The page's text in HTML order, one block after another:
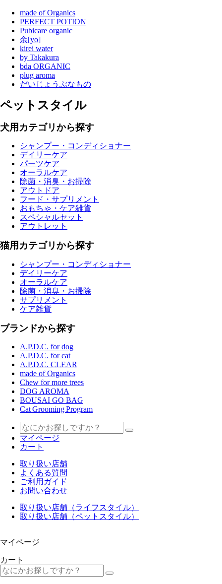
made of Organics
PERFECT POTION
Pubicare organic
余[yo]
kirei water
by Takakura
bda ORGANIC
plug aroma
だいじょうぶなもの
ペットスタイル
犬用カテゴリから探す
シャンプー・コンディショナー
デイリーケア
パーツケア
オーラルケア
除菌・消臭・お掃除
アウトドア
フード・サプリメント
おもちゃ・ケア雑貨
スペシャルセット
アウトレット
猫用カテゴリから探す
シャンプー・コンディショナー
デイリーケア
オーラルケア
除菌・消臭・お掃除
サプリメント
ケア雑貨
ブランドから探す
A.P.D.C. for dog
A.P.D.C. for cat
A.P.D.C. CLEAR
made of Organics
Chew for more trees
DOG AROMA
BOUSAI GO BAG
Cat Grooming Program
マイページ
カート
取り扱い店舗
よくある質問
ご利用ガイド
お問い合わせ
取り扱い店舗（ライフスタイル）
取り扱い店舗（ペットスタイル）
マイページ
カート